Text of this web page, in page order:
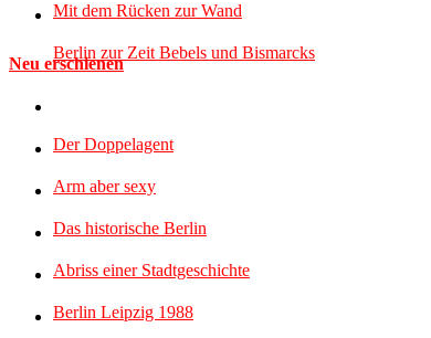
Mit dem Rücken zur Wand
Berlin zur Zeit Bebels und Bismarcks
Neu erschienen
Der Doppelagent
Arm aber sexy
Das historische Berlin
Abriss einer Stadtgeschichte
Berlin Leipzig 1988